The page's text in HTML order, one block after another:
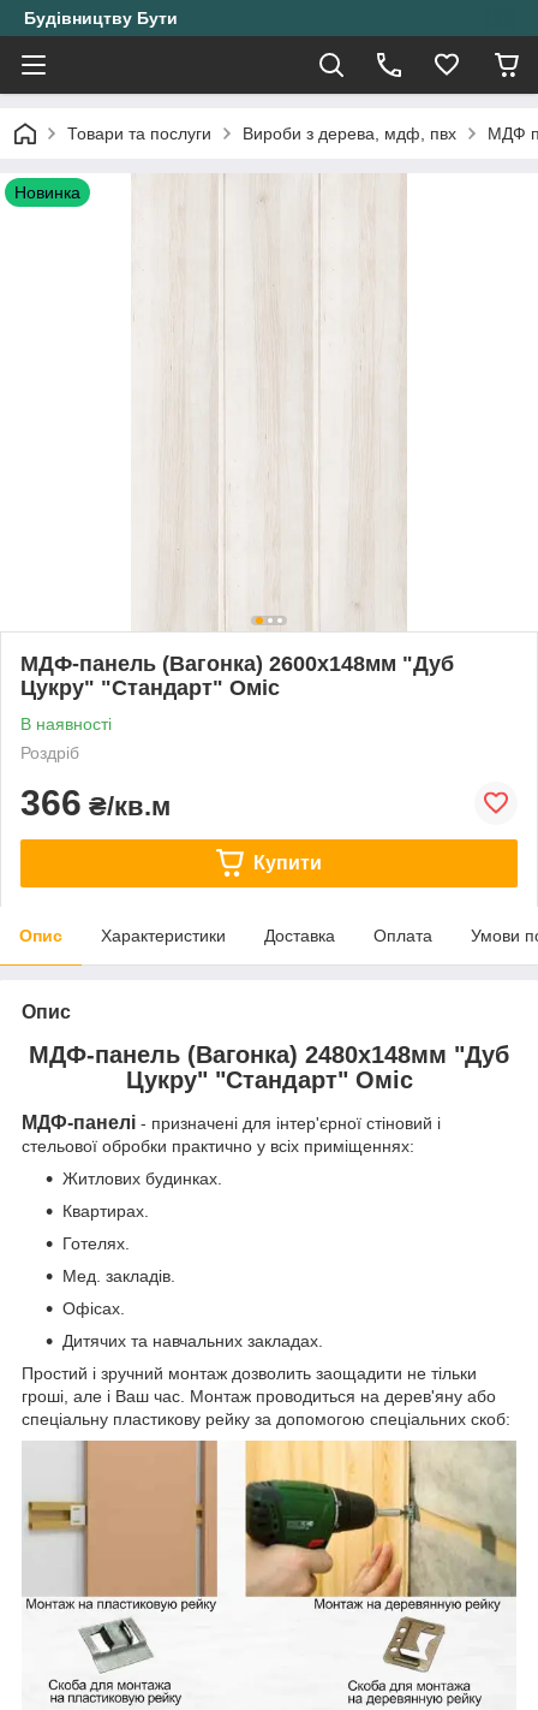
Будівництву Бути
Товари та послуги Вироби з дерева, мдф, пвх МДФ
Новинка
МДФ-панель (Вагонка) 2600х148мм "Дуб
Цукру" "Стандарт" Оміс
В наявності
Роздріб
366 ₴/кв.м
Купити
Опис Характеристики Доставка Оплата Умови
Опис
МДФ-панель (Вагонка) 2480х148мм "Дуб
Цукру" "Стандарт" Оміс
МДФ-панелі - призначені для інтер'єрної стіновий і
стельової обробки практично у всіх приміщеннях:
Житлових будинках.
Квартирах.
Готелях.
Мед. закладів.
Офісах.
Дитячих та навчальних закладах.
Простий і зручний монтаж дозволить заощадити не тільки
гроші, але і Ваш час. Монтаж проводиться на дерев'яну або
спеціальну пластикову рейку за допомогою спеціальних скоб: